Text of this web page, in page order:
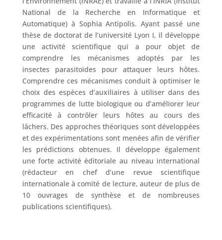
National de la Recherche en Informatique et
Automatique) à Sophia Antipolis. Ayant passé une
thèse de doctorat de l’université Lyon I, il développe
une activité scientifique qui a pour objet de
comprendre les mécanismes adoptés par les
insectes parasitoïdes pour attaquer leurs hôtes.
Comprendre ces mécanismes conduit à optimiser le
choix des espèces d’auxiliaires à utiliser dans des
programmes de lutte biologique ou d’améliorer leur
efficacité à contrôler leurs hôtes au cours des
lâchers. Des approches théoriques sont développées
et des expérimentations sont menées afin de vérifier
les prédictions obtenues. Il développe également
une forte activité éditoriale au niveau international
(rédacteur en chef d’une revue scientifique
internationale à comité de lecture, auteur de plus de
10 ouvrages de synthèse et de nombreuses
publications scientifiques).